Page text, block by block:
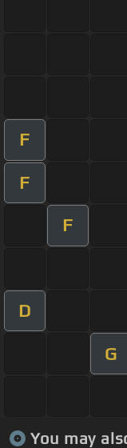
F
F
F
D
G
You may